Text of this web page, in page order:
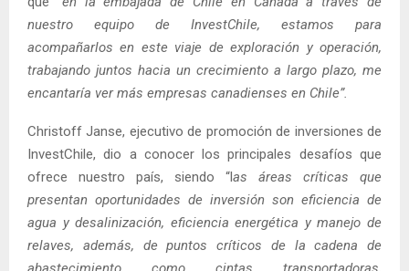
nuestro equipo de InvestChile, estamos para
acompañarlos en este viaje de exploración y operación,
trabajando juntos hacia un crecimiento a largo plazo, me
encantaría ver más empresas canadienses en Chile”.
Christoff Janse, ejecutivo de promoción de inversiones de
InvestChile, dio a conocer los principales desafíos que
ofrece nuestro país, siendo “las áreas críticas que
presentan oportunidades de inversión son eficiencia de
agua y desalinización, eficiencia energética y manejo de
relaves, además, de puntos críticos de la cadena de